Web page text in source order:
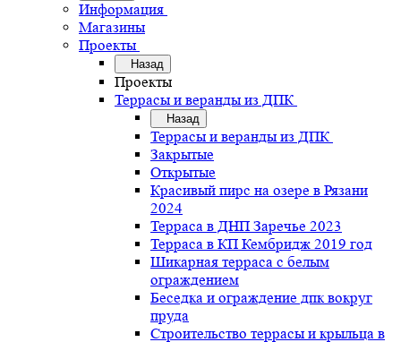
Информация
Магазины
Проекты
Назад
Проекты
Террасы и веранды из ДПК
Назад
Террасы и веранды из ДПК
Закрытые
Открытые
Красивый пирс на озере в Рязани
2024
Терраса в ДНП Заречье 2023
Терраса в КП Кембридж 2019 год
Шикарная терраса с белым
ограждением
Беседка и ограждение дпк вокруг
пруда
Строительство террасы и крыльца в